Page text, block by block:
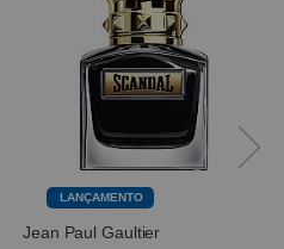
LANÇAMENTO
Jean Paul Gaultier